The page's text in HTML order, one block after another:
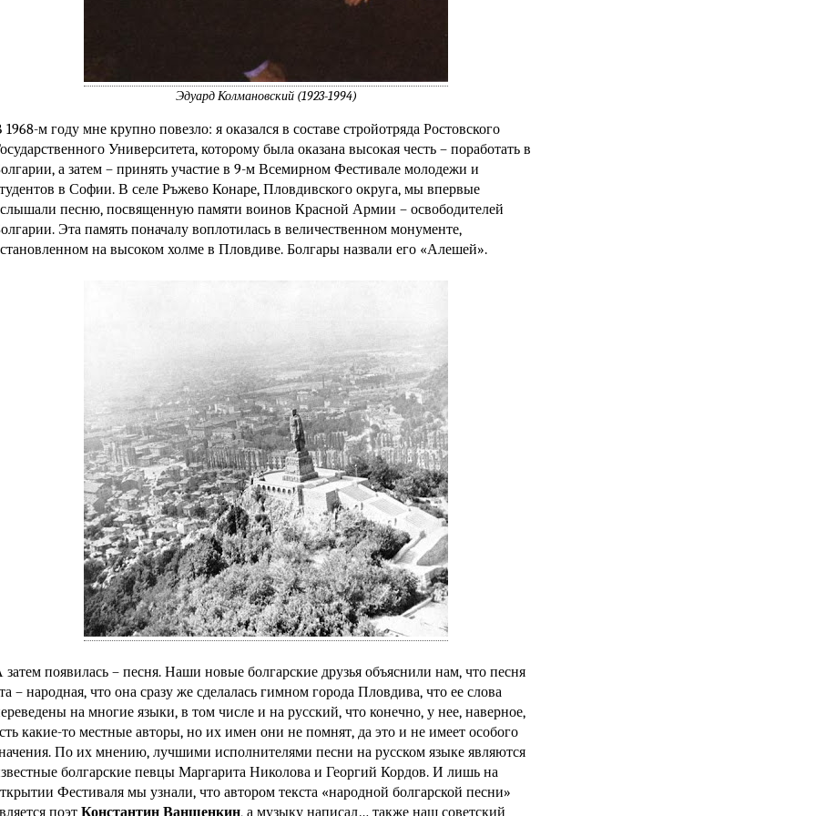
Эдуард Колмановский (1923-1994)
1968-м году мне крупно повезло: я оказался в составе стройотряда Ростовского
Университета, которому была оказана высокая честь – поработать в
а затем – принять участие в 9-м Всемирном Фестивале молодежи и
в Софии. В селе Ръжево Конаре, Пловдивского округа, мы впервые
песню, посвященную памяти воинов Красной Армии – освободителей
Эта память поначалу воплотилась в величественном монументе,
на высоком холме в Пловдиве. Болгары назвали его «Алешей».
затем появилась – песня. Наши новые болгарские друзья объяснили нам, что песня
– народная, что она сразу же сделалась гимном города Пловдива, что ее слова
на многие языки, в том числе и на русский, что конечно, у нее, наверное,
какие-то местные авторы, но их имен они не помнят, да это и не имеет особого
По их мнению, лучшими исполнителями песни на русском языке являются
болгарские певцы Маргарита Николова и Георгий Кордов. И лишь на
Фестиваля мы узнали, что автором текста «народной болгарской песни»
поэт Константин Ваншенкин, а музыку написал… также наш советский